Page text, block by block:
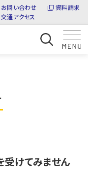
お問い合わせ
資料請求
交通アクセス
けてみません